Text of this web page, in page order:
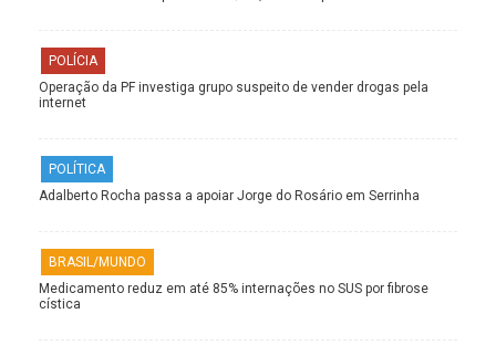
POLÍCIA
Operação da PF investiga grupo suspeito de vender drogas pela
internet
POLÍTICA
Adalberto Rocha passa a apoiar Jorge do Rosário em Serrinha
BRASIL/MUNDO
Medicamento reduz em até 85% internações no SUS por fibrose
cística